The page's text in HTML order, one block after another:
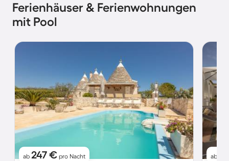
Ferienhäuser & Ferienwohnungen
mit Pool
ab 247 € pro Nacht ab